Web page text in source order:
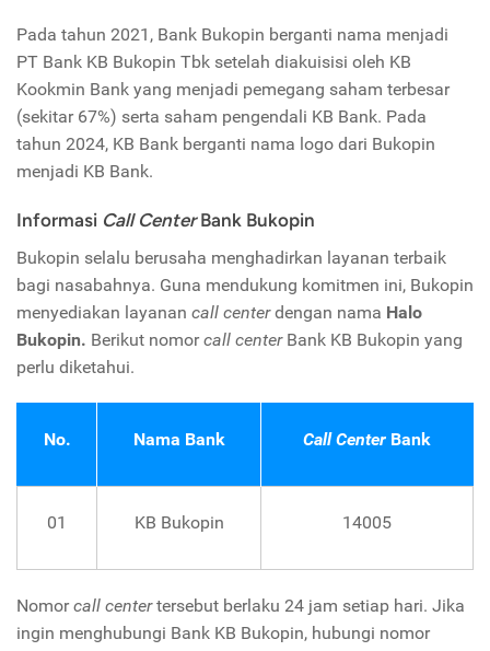
Pada tahun 2021, Bank Bukopin berganti nama menjadi
PT Bank KB Bukopin Tbk setelah diakuisisi oleh KB
Kookmin Bank yang menjadi pemegang saham terbesar
(sekitar 67%) serta saham pengendali KB Bank. Pada
tahun 2024, KB Bank berganti nama logo dari Bukopin
menjadi KB Bank.
Informasi Call CenterBank Bukopin
Bukopin selalu berusaha menghadirkan layanan terbaik
bagi nasabahnya. Guna mendukung komitmen ini, Bukopin
menyediakan layanan call centerdengan nama Halo
Bukopin. Berikut nomorcall centerBank KB Bukopin yang
perlu diketahui.
No. Nama Bank Call Center Bank
01 KB Bukopin 14005
Nomorcall centertersebut berlaku 24 jam setiap hari. Jika
ingin menghubungi Bank KB Bukopin, hubungi nomor